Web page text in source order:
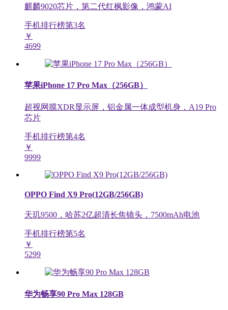
麒麟9020芯片，第二代红枫影像，鸿蒙AI
手机排行榜第3名
￥
4699
苹果iPhone 17 Pro Max（256GB）
超视网膜XDR显示屏，铝金属一体成型机身，A19 Pro
芯片
手机排行榜第4名
￥
9999
OPPO Find X9 Pro(12GB/256GB)
天玑9500，哈苏2亿超清长焦镜头，7500mAh电池
手机排行榜第5名
￥
5299
华为畅享90 Pro Max 128GB